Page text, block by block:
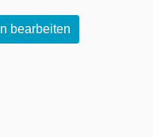
bearbeiten